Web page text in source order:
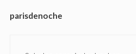
parisdenoche